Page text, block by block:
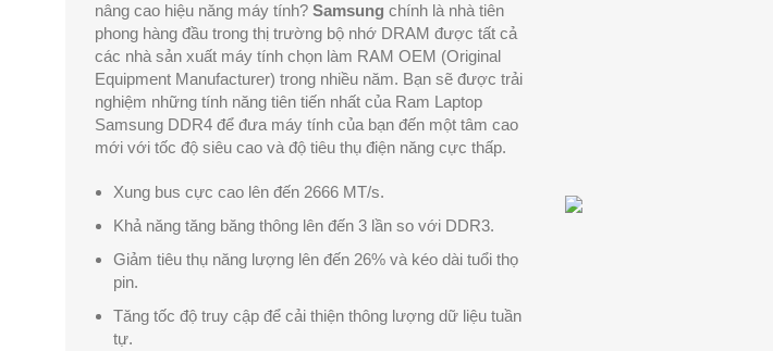
nâng cao hiệu năng máy tính? Samsung chính là nhà tiên
phong hàng đầu trong thị trường bộ nhớ DRAM được tất cả
các nhà sản xuất máy tính chọn làm RAM OEM (Original
Equipment Manufacturer) trong nhiều năm. Bạn sẽ được trải
nghiệm những tính năng tiên tiến nhất của Ram Laptop
Samsung DDR4 để đưa máy tính của bạn đến một tâm cao
mới với tốc độ siêu cao và độ tiêu thụ điện năng cực thấp.
Xung bus cực cao lên đến 2666 MT/s.
Khả năng tăng băng thông lên đến 3 lần so với DDR3.
Giảm tiêu thụ năng lượng lên đến 26% và kéo dài tuổi thọ
pin.
Tăng tốc độ truy cập để cải thiện thông lượng dữ liệu tuần
tự.